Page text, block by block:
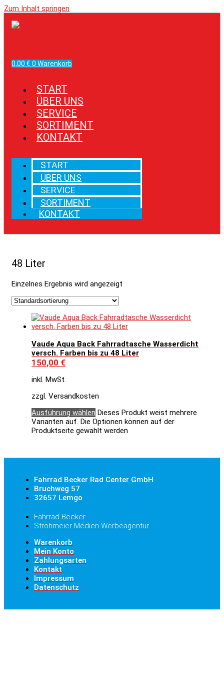
Zum Inhalt springen
0,00 € 0 Warenkorb
START
ÜBER UNS
SERVICE
SORTIMENT
KONTAKT
START
ÜBER UNS
SERVICE
SORTIMENT
KONTAKT
48 Liter
Einzelnes Ergebnis wird angezeigt
Vaude Aqua Back Fahrradtasche Wasserdicht
versch. Farben bis zu 48 Liter
150,00 €
inkl. MwSt.
zzgl. Versandkosten
Ausführung wählen Dieses Produkt weist mehrere
Varianten auf. Die Optionen können auf der
Produktseite gewählt werden
Fahrrad Becker Rad Center GmbH
Bruchweg 57
32657 Lemgo
Fahrrad Becker
Strohmeier Medien Werbeagentur
Warenkorb
Mein Konto
Zahlungsarten
Kontakt
Impressum
Datenschutz